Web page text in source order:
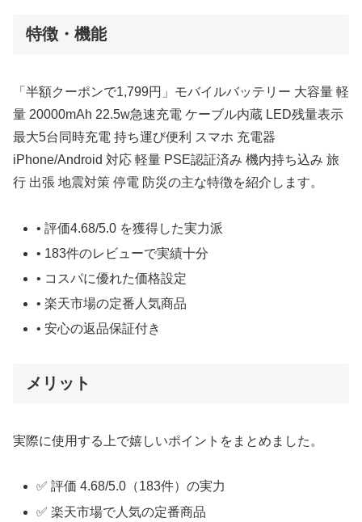
特徴・機能
「半額クーポンで1,799円」モバイルバッテリー 大容量 軽
量 20000mAh 22.5w急速充電 ケーブル内蔵 LED残量表示
最大5台同時充電 持ち運び便利 スマホ 充電器
iPhone/Android 対応 軽量 PSE認証済み 機内持ち込み 旅
行 出張 地震対策 停電 防災の主な特徴を紹介します。
• 評価4.68/5.0 を獲得した実力派
• 183件のレビューで実績十分
• コスパに優れた価格設定
• 楽天市場の定番人気商品
• 安心の返品保証付き
メリット
実際に使用する上で嬉しいポイントをまとめました。
✅ 評価 4.68/5.0（183件）の実力
✅ 楽天市場で人気の定番商品